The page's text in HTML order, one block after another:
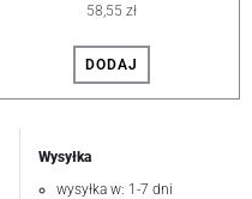
58,55 zł
DODAJ
Wysyłka
wysyłka w: 1-7 dni